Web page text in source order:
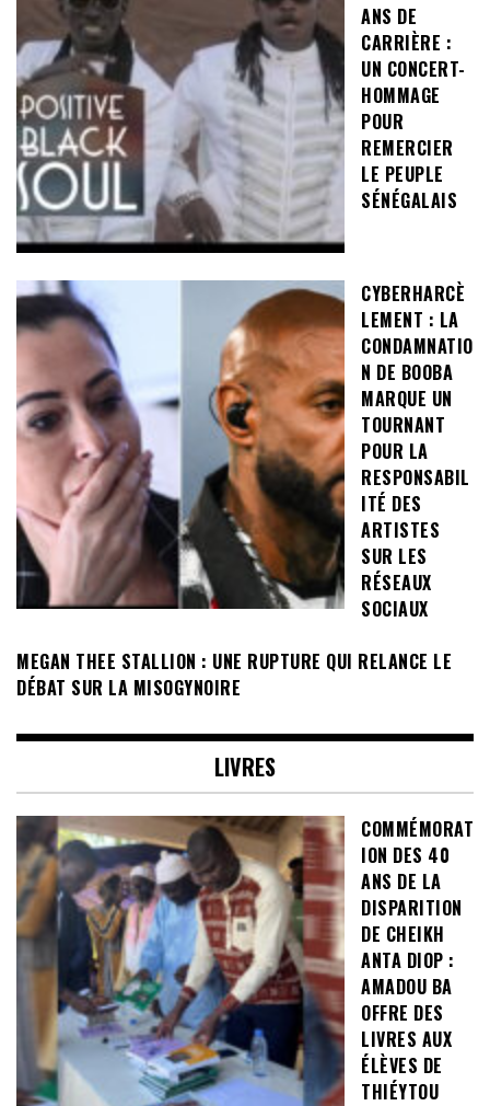
ANS DE
CARRIÈRE :
UN CONCERT-
HOMMAGE
POUR
REMERCIER
LE PEUPLE
SÉNÉGALAIS
CYBERHARCÈ
LEMENT : LA
CONDAMNATIO
N DE BOOBA
MARQUE UN
TOURNANT
POUR LA
RESPONSABIL
ITÉ DES
ARTISTES
SUR LES
RÉSEAUX
SOCIAUX
MEGAN THEE STALLION : UNE RUPTURE QUI RELANCE LE
DÉBAT SUR LA MISOGYNOIRE
LIVRES
COMMÉMORAT
ION DES 40
ANS DE LA
DISPARITION
DE CHEIKH
ANTA DIOP :
AMADOU BA
OFFRE DES
LIVRES AUX
ÉLÈVES DE
THIÉYTOU